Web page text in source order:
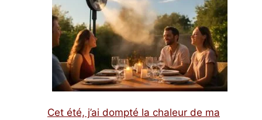
Cet été, j’ai dompté la chaleur de ma